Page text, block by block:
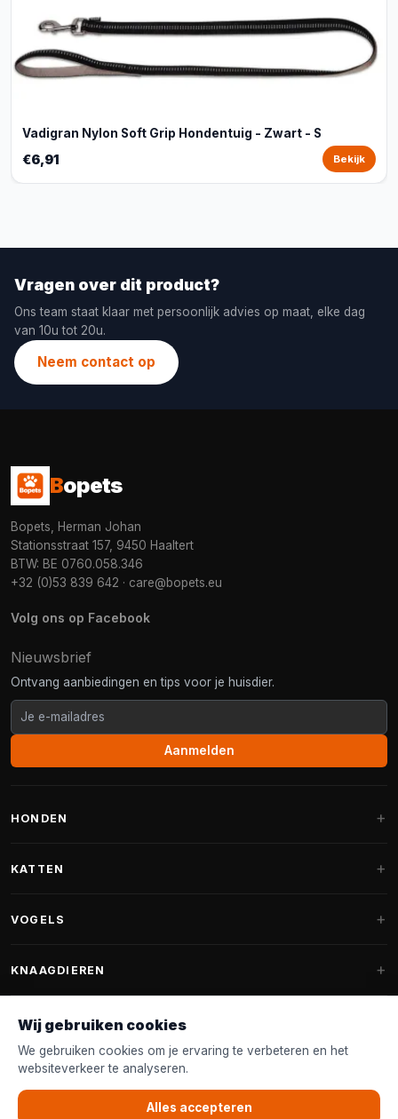
Vadigran Nylon Soft Grip Hondentuig - Zwart - S
€6,91 Bekijk
Vragen over dit product?
Ons team staat klaar met persoonlijk advies op maat, elke dag
van 10u tot 20u.
Neem contact op
Bopets
Bopets, Herman Johan
Stationsstraat 157, 9450 Haaltert
BTW: BE 0760.058.346
+32 (0)53 839 642 · care@bopets.eu
Volg ons op Facebook
Nieuwsbrief
Ontvang aanbiedingen en tips voor je huisdier.
Aanmelden
HONDEN
Fantail hondenmanden
Hondenspeelgoed
Halsband & Lijn
Shampoo & Verzorging
KATTEN
Krabpalen voor Maine Coon
Kattenmanden
VOGELS
Vogelvoer binnenvogels
Voederhuisjes
Nestkastjes & Nesting
Tuinvogelvoer
KNAAGDIEREN
Knaagdierenvoer
Accessoires
KLANTENSERVICE
Wij gebruiken cookies
We gebruiken cookies om je ervaring te verbeteren en het
websiteverkeer te analyseren.
Alles accepteren